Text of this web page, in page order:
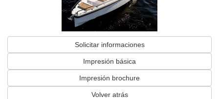
Solicitar informaciones
Impresión básica
Impresión brochure
Volver atrás